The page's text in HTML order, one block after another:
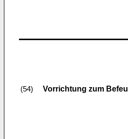
(54) Vorrichtung zum